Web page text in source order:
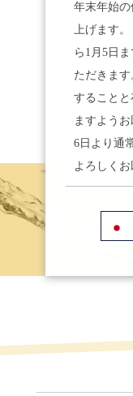
年末年始
上げます
ら1月5日
ただきま
すること
ますよう
6日より通
よろしくお